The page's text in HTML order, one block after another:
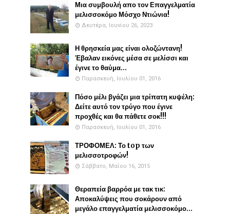
Μια συμβουλή απο τον Επαγγελματία
μελισσοκόμο Μόσχο Ντιώνια!
Δευτέρα, Ιουνίου 26, 2023
Η θρησκεία μας είναι ολοζώντανη!
Έβαλαν εικόνες μέσα σε μελίσσι και
έγινε το θαύμα...
Παρασκευή, Ιουλίου 01, 2016
Πόσο μέλι βγάζει μια τρίπατη κυψέλη:
Δείτε αυτό τον τρύγο που έγινε
προχθές και θα πάθετε σοκ!!!
Παρασκευή, Ιουλίου 01, 2016
ΤΡΟΦΟΜΕΛ: Το top των
μελισσοτροφών!
Σάββατο, Μαΐου 16, 2015
Θεραπεία βαρρόα με τακ τικ:
Αποκαλύψεις που σοκάρουν από
μεγάλο επαγγελματία μελισσοκόμο...